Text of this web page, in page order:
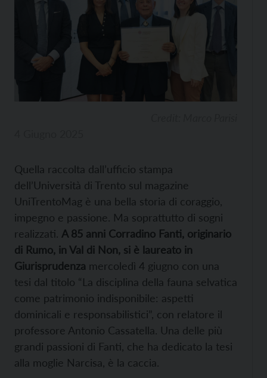
Quella raccolta dall’ufficio stampa
dell’Università di Trento sul magazine
UniTrentoMag è una bella storia di coraggio,
impegno e passione. Ma soprattutto di sogni
realizzati. A 85 anni Corradino Fanti, originario
di Rumo, in Val di Non, si è laureato in
Giurisprudenza mercoledì 4 giugno con una
tesi dal titolo “La disciplina della fauna selvatica
come patrimonio indisponibile: aspetti
dominicali e responsabilistici”, con relatore il
professore Antonio Cassatella. Una delle più
grandi passioni di Fanti, che ha dedicato la tesi
alla moglie Narcisa, è la caccia.